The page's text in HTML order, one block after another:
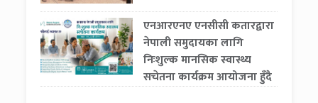
एनआरएनए एनसीसी कतारद्वारा
नेपाली समुदायका लागि
निःशुल्क मानसिक स्वास्थ्य
सचेतना कार्यक्रम आयोजना हुँदै